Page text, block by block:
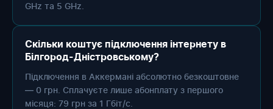
GHz та 5 GHz.
Скільки коштує підключення інтернету в
Білгород-Дністровському?
Підключення в Аккермані абсолютно безкоштовне
— 0 грн. Сплачуєте лише абонплату з першого
місяця: 79 грн за 1 Гбіт/с.